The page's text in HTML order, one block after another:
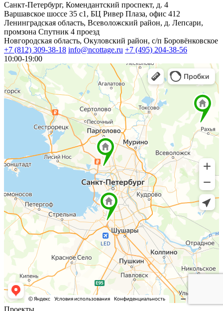
Санкт-Петербург, Комендантский проспект, д. 4
Варшавское шоссе 35 с1, БЦ Ривер Плаза, офис 412
Ленинградская область, Всеволожский район, д. Лепсари,
промзона Спутник 4 проезд
Новгородская область, Окуловский район, с/п Боровёнковское
+7 (812) 309-38-18 info@ncottage.ru +7 (495) 204-38-56
10:00-19:00